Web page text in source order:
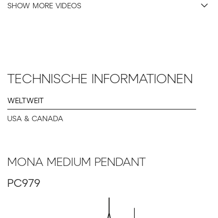
Products:
SHOW MORE VIDEOS
TECHNISCHE INFORMATIONEN
WELTWEIT
USA & CANADA
MONA MEDIUM PENDANT
PC979